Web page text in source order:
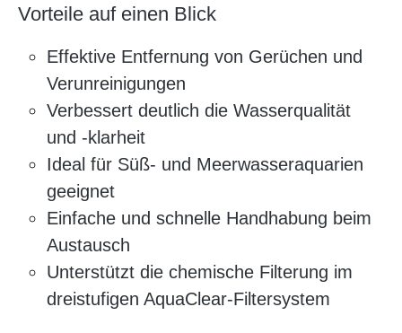
Vorteile auf einen Blick
Effektive Entfernung von Gerüchen und
Verunreinigungen
Verbessert deutlich die Wasserqualität
und -klarheit
Ideal für Süß- und Meerwasseraquarien
geeignet
Einfache und schnelle Handhabung beim
Austausch
Unterstützt die chemische Filterung im
dreistufigen AquaClear-Filtersystem